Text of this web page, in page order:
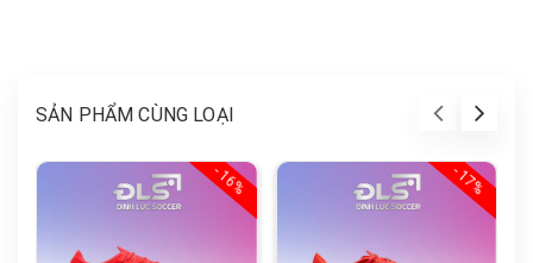
SẢN PHẨM CÙNG LOẠI
- 16% - 17%